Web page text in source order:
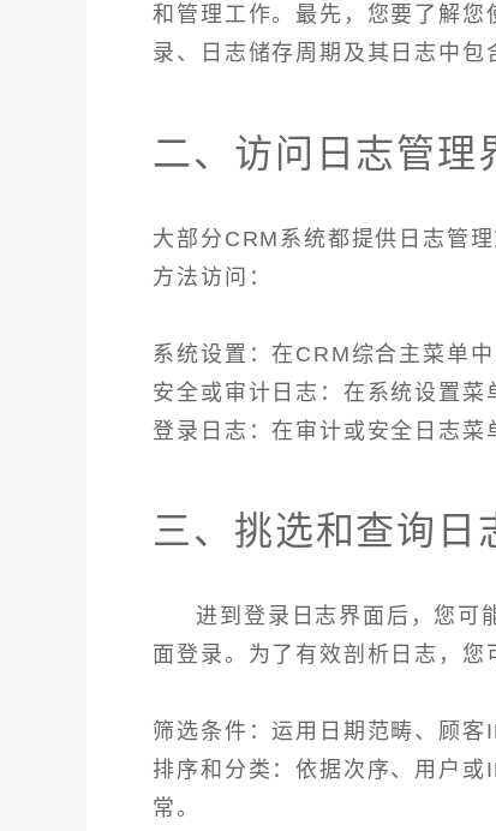
和管理工作。最先，您要了解
录、日志储存周期及其日志中
二、访问日志管理
大部分CRM系统都提供日志管
方法访问：
系统设置：在CRM综合主菜单中
安全或审计日志：在系统设置菜
登录日志：在审计或安全日志菜
三、挑选和查询日
进到登录日志界面后，您可
面登录。为了有效剖析日志，您
筛选条件：运用日期范畴、顾客
排序和分类：依据次序、用户
常。